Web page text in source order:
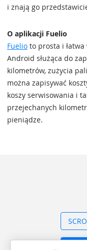
i znają go
O aplikacji Fuelio
Fuelio to prosta i
Android służąca do
kilometrów, zużycia
można zapisywać
koszy serwisowania i
przejechanych
pieniądze.